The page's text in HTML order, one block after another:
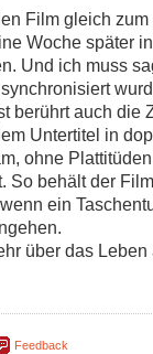
Film gleich
Woche später
Und ich muss
berührt auch die
Untertitel in
ohne
So behält der
ein
über das
Feedback